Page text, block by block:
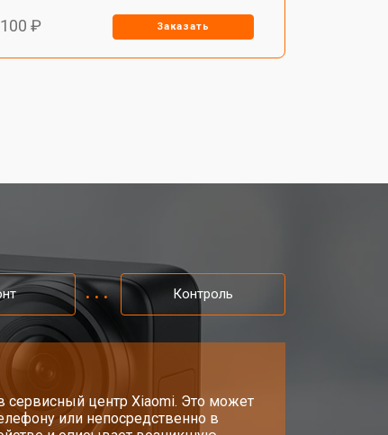
₽ Заказать
Контроль
сервисный центр Xiaomi. Это может
или непосредственно в